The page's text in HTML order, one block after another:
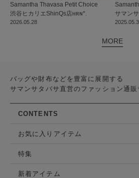
2026.05.28
Samantha Thavasa Petit Choice
渋谷ヒカリエShinQs店ʜʀɴ*.
サマン
MORE
バッグや財布などを豊富に展開する
サマンサタバサ直営のファッション通販
CONTENTS
お気に入りアイテム
特集
新着アイテム